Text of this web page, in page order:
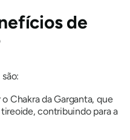
de
são:
Chakra da Garganta, que
contribuindo para a